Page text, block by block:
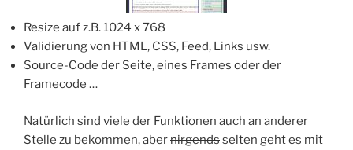
Resize auf z.B. 1024 x 768
Validierung von HTML, CSS, Feed, Links usw.
Source-Code der Seite, eines Frames oder der
Framecode …
Natürlich sind viele der Funktionen auch an anderer
Stelle zu bekommen, abernirgendsselten geht es mit